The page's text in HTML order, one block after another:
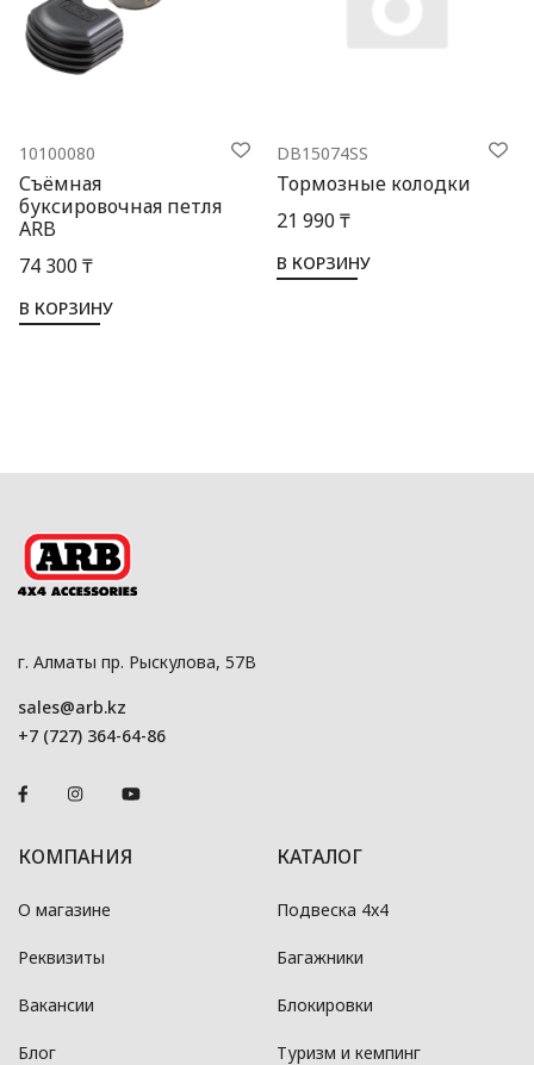
10100080
Съёмная
буксировочная петля
ARB
74 300 ₸
В КОРЗИНУ
DB15074SS
Тормозные колодки
21 990 ₸
В КОРЗИНУ
г. Алматы пр. Рыскулова, 57В
sales@arb.kz
+7 (727) 364-64-86
КОМПАНИЯ
О магазине
Реквизиты
Вакансии
Блог
КАТАЛОГ
Подвеска 4x4
Багажники
Блокировки
Туризм и кемпинг